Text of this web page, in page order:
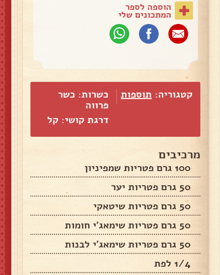
הוספה לספר
המתכונים שלי
קטגוריה: תוספות
כשרות: כשר
פרווה
דרגת קושי: קל
מרכיבים
100 גרם פטריות שמפיניון
50 גרם פטריות יער
50 גרם פטריות שיטאקי
50 גרם פטריות שימאג'י חומות
50 גרם פטריות שימאג'י לבנות
1/4 לפת